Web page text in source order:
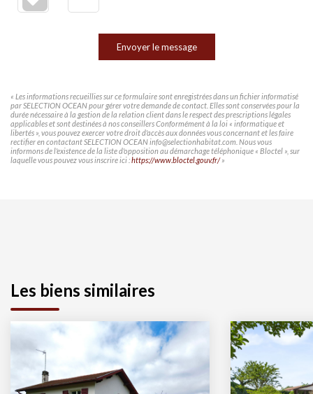
Envoyer le message
« Les informations recueillies sur ce formulaire sont enregistrées dans un fichier informatisé
par SELECTION OCEAN pour gérer votre demande de contact. Elles sont conservées pour la
durée nécessaire à la gestion de la relation client dans le respect des prescriptions légales
applicables et sont destinées à nos conseillers Conformément à la loi « informatique et
libertés », vous pouvez exercer votre droit d'accès aux données vous concernant et les faire
rectifier en contactant SELECTION OCEAN info@selectionhabitat.com. Nous vous
informons de l'existence de la liste d'opposition au démarchage téléphonique « Bloctel », sur
laquelle vous pouvez vous inscrire ici :https://www.bloctel.gouv.fr/»
Les biens similaires
Exclusivité